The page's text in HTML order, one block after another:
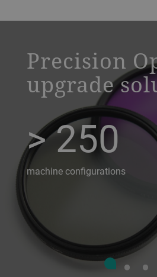
a decorative background image
Precision
upgrade
> 250
machine configurations